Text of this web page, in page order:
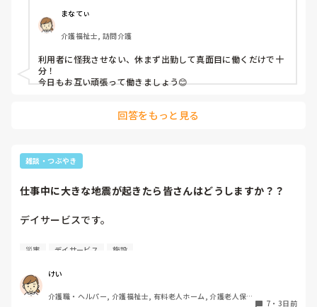
利用者からは「素直に話聞いてくれる」・「言いやすい・頼
みやすい」
って言われます。
職員から見ての私は？って考えたら答えられる自信がないで
す…
まなてぃ
介護福祉士, 訪問介護
利用者に怪我させない、休まず出勤して真面目に働くだけで十
分！
今日もお互い頑張って働きましょう😊
回答をもっと見る
雑談・つぶやき
仕事中に大きな地震が起きたら皆さんはどうしますか？？
デイサービスです。
仕事中に災害レベルの大きな地震が起きた場合どうしてます
災害時のマニュアルがあると思いますがしっかり頭に
災害 デイサービス 施設
けい
介護職・ヘルパー, 介護福祉士, 有料老人ホーム, 介護老人保健
7 ・ 3日前